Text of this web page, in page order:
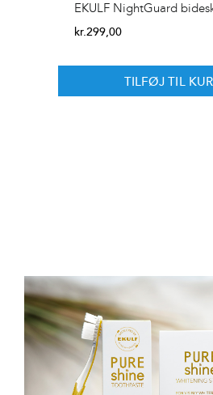
EKULF NightGuard
kr.299,00
TILFØJ TIL